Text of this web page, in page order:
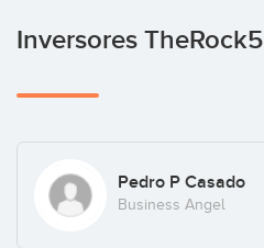
Inversores TheRock5
Pedro P Casado
Business Angel